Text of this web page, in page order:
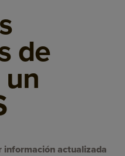
de
actualizada